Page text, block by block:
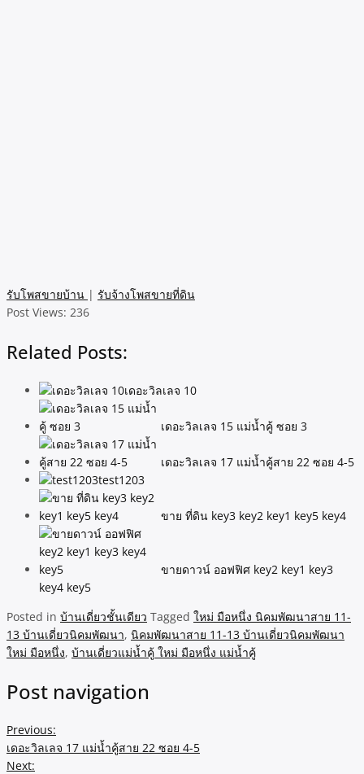
รับโพสขายบ้าน | รับจ้างโพสขายที่ดิน
Post Views: 236
Related Posts:
เดอะวิลเลจ 10
เดอะวิลเลจ 15 แม่น้ำคู้ ซอย 3
เดอะวิลเลจ 17 แม่น้ำคู้สาย 22 ซอย 4-5
test1203
ขาย ที่ดิน key3 key2 key1 key5 key4
ขายดาวน์ ออฟฟิศ key2 key1 key3
key4 key5
Posted in บ้านเดี่ยวชั้นเดียว Tagged ใหม่ มือหนึ่ง นิคมพัฒนาสาย 11-
13 บ้านเดี่ยวนิคมพัฒนา, นิคมพัฒนาสาย 11-13 บ้านเดี่ยวนิคมพัฒนา
ใหม่ มือหนึ่ง, บ้านเดี่ยวแม่น้ำคู้ ใหม่ มือหนึ่ง แม่น้ำคู้
Post navigation
Previous:
เดอะวิลเลจ 17 แม่น้ำคู้สาย 22 ซอย 4-5
Next: